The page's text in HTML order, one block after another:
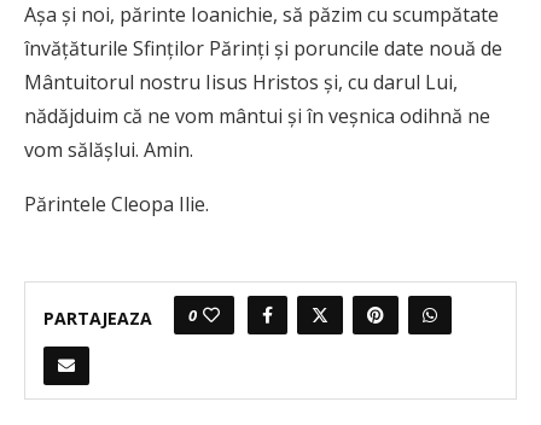
Aşa şi noi, părinte Ioanichie, să păzim cu scumpătate
învăţăturile Sfinţilor Părinţi şi poruncile date nouă de
Mântuitorul nostru Iisus Hristos şi, cu darul Lui,
nădăjduim că ne vom mântui şi în veşnica odihnă ne
vom sălăşlui. Amin.
Părintele Cleopa Ilie.
PARTAJEAZA 0